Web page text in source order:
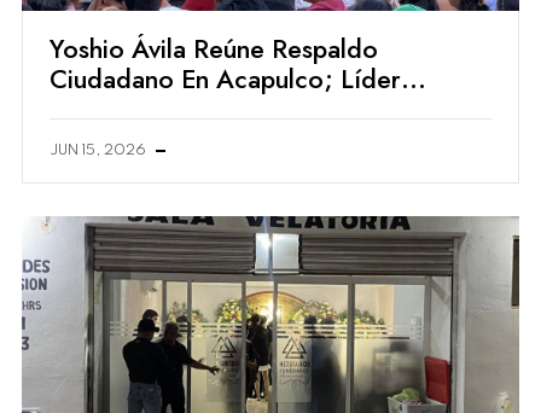
Yoshio Ávila Reúne Respaldo
Ciudadano En Acapulco; Líderes
Sociales Destacan Su Cercanía
Con La Gente
JUN 15, 2026